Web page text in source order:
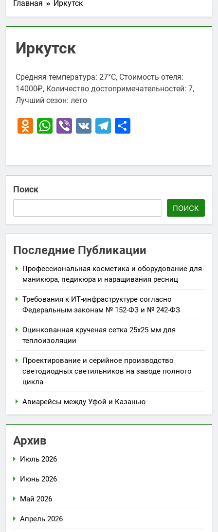
Главная Иркутск
Иркутск
Средняя температура: 27°C, Стоимость отеля:
14000₽, Количество достопримечательностей: 7,
Лучший сезон: лето
Odnoklassniki
WhatsApp
Viber
VK Telegram
Поиск
ПОИСК
Последние Публикации
Профессиональная косметика и оборудование для
маникюра, педикюра и наращивания ресниц
Требования к ИТ-инфраструктуре согласно
Федеральным законам № 152-ФЗ и № 242-ФЗ
Оцинкованная крученая сетка 25х25 мм для
теплоизоляции
Проектирование и серийное производство
светодиодных светильников на заводе полного
цикла
Авиарейсы между Уфой и Казанью
Архив
Июль 2026
Июнь 2026
Май 2026
Апрель 2026